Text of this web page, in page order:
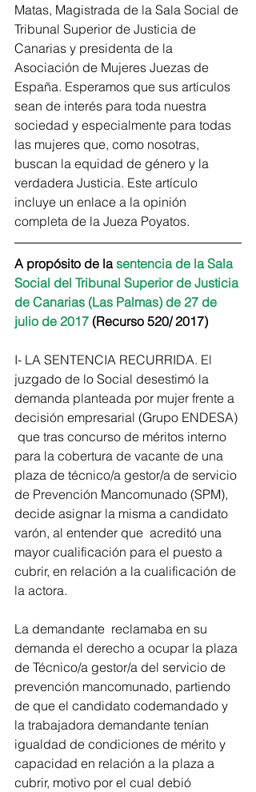
Matas, Magistrada de la Sala Social de
Tribunal Superior de Justicia de
Canarias y presidenta de la
Asociación de Mujeres Juezas de
España. Esperamos que sus artículos
sean de interés para toda nuestra
sociedad y especialmente para todas
las mujeres que, como nosotras,
buscan la equidad de género y la
verdadera Justicia. Este artículo
incluye un enlace a la opinión
completa de la Jueza Poyatos.
A propósito de la sentencia de la Sala
Social del Tribunal Superior de Justicia
de Canarias (Las Palmas) de 27 de
julio de 2017 (Recurso 520/ 2017)
I- LA SENTENCIA RECURRIDA. El
juzgado de lo Social desestimó la
demanda planteada por mujer frente a
decisión empresarial (Grupo ENDESA)
que tras concurso de méritos interno
para la cobertura de vacante de una
plaza de técnico/a gestor/a de servicio
de Prevención Mancomunado (SPM),
decide asignar la misma a candidato
varón, al entender que  acreditó una
mayor cualificación para el puesto a
cubrir, en relación a la cualificación de
la actora.
La demandante  reclamaba en su
demanda el derecho a ocupar la plaza
de Técnico/a gestor/a del servicio de
prevención mancomunado, partiendo
de que el candidato codemandado y
la trabajadora demandante tenían
igualdad de condiciones de mérito y
capacidad en relación a la plaza a
cubrir, motivo por el cual debió